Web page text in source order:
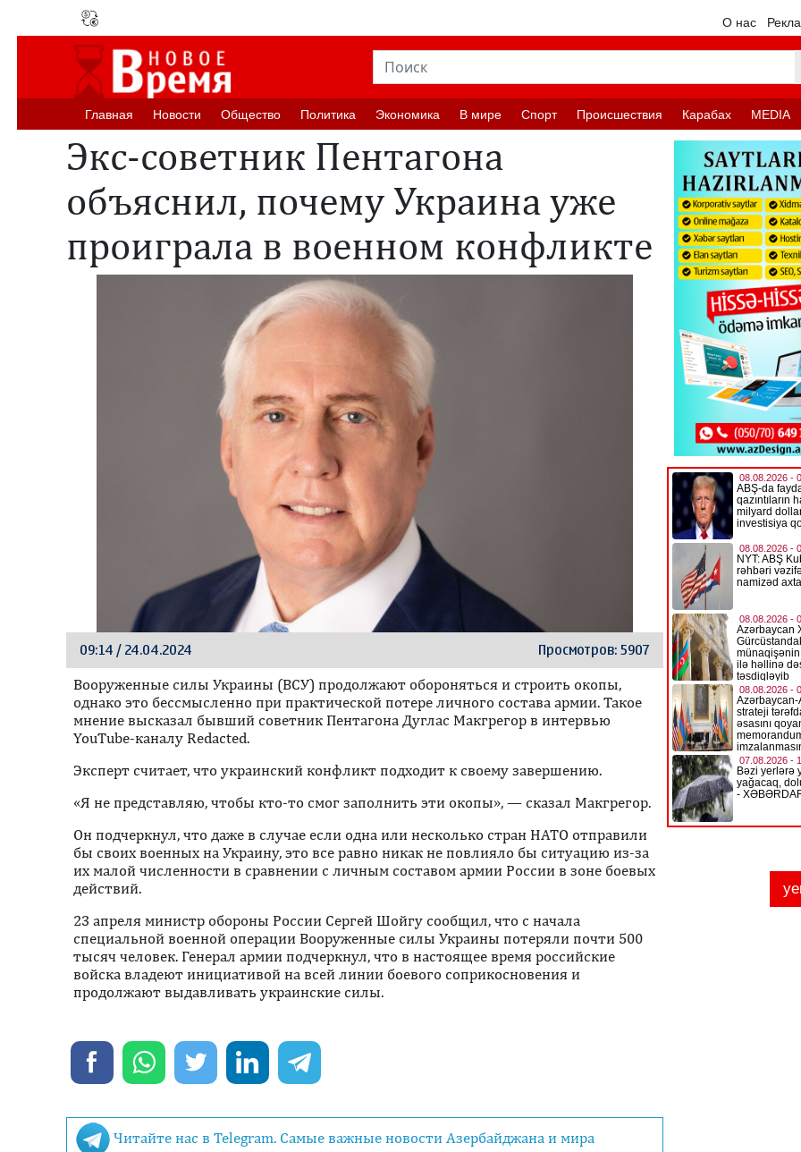
О нас
Главная Новости Oбщество Политика Экономика В мире Спорт Происшествия Карабах MEDIA
Экс-советник Пентагона
объяснил, почему Украина уже
проиграла в военном конфликте
09:14 / 24.04.2024 Просмотров: 5907
Вооруженные силы Украины (ВСУ) продолжают обороняться и строить окопы,
однако это бессмысленно при практической потере личного состава армии. Такое
мнение высказал бывший советник Пентагона Дуглас Макгрегор в интервью
YouTube-каналу Redacted.
Эксперт считает, что украинский конфликт подходит к своему завершению.
«Я не представляю, чтобы кто-то смог заполнить эти окопы», — сказал Макгрегор.
Он подчеркнул, что даже в случае если одна или несколько стран НАТО отправили
бы своих военных на Украину, это все равно никак не повлияло бы ситуацию из-за
их малой численности в сравнении с личным составом армии России в зоне боевых
действий.
23 апреля министр обороны России Сергей Шойгу сообщил, что с начала
специальной военной операции Вооруженные силы Украины потеряли почти 500
тысяч человек. Генерал армии подчеркнул, что в настоящее время российские
войска владеют инициативой на всей линии боевого соприкосновения и
продолжают выдавливать украинские силы.
Читайте нас в Telegram. Самые важные новости Азербайджана и мира